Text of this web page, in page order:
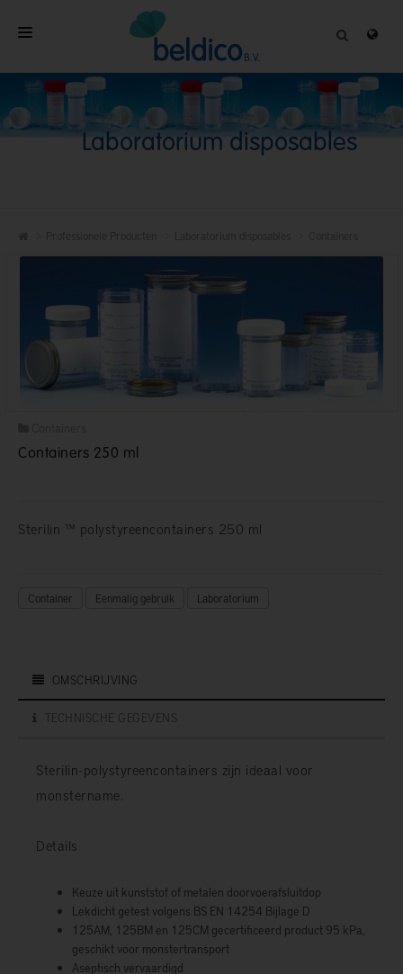
HOME
OVER Laboratorium disposables
Containers 250 ml
Sterilin ™ polystyreencontainers 250 ml
Container Eenmalig gebruik Laboratorium
OMSCHRIJVING
TECHNISCHE GEGEVENS
Sterilin-polystyreencontainers zijn ideaal voor
monstername.
Details
Keuze uit kunststof of metalen doorvoerafsluitdop
Lekdicht getest volgens BS EN 14254 Bijlage D
125AM, 125BM en 125CM gecertificeerd product 95 kPa,
geschikt voor monstertransport
Aseptisch vervaardigd